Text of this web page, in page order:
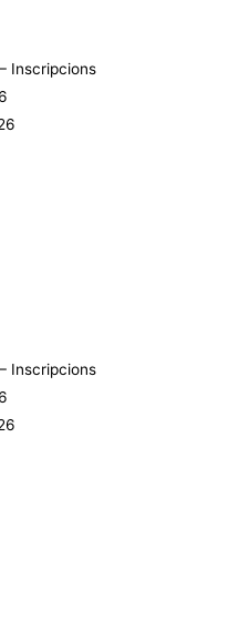
Inscripcions
Inscripcions